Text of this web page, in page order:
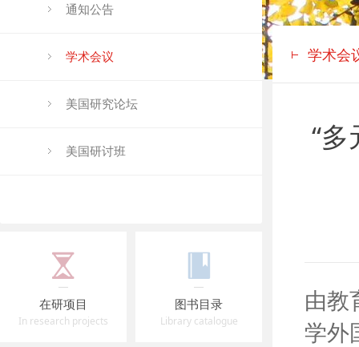
通知公告
学术会议
美国研究论坛
美国研讨班
在研项目
In research projects
图书目录
Library catalogue
学术会
“
由教
学外